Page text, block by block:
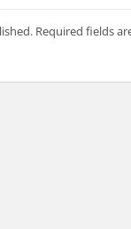
Required fields